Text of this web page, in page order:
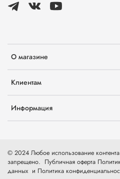
О магазине
Клиентам
Информация
© 2024 Любое использование
запрещено. Публичная оферта
данных и Политика